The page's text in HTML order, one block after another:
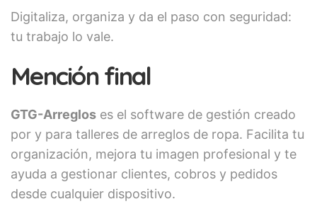
Digitaliza, organiza y da el paso con seguridad:
tu trabajo lo vale.
Mención final
GTG-Arreglos es el software de gestión creado
por y para talleres de arreglos de ropa. Facilita tu
organización, mejora tu imagen profesional y te
ayuda a gestionar clientes, cobros y pedidos
desde cualquier dispositivo.